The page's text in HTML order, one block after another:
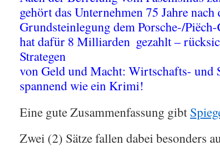
gehört das Unternehmen 75 Jahre nach
Grundsteinlegung dem Porsche-/
hat dafür 8 Milliarden  gezahlt –
Strategen
von Geld und Macht: Wirtschafts- und
spannend wie ein Krimi!
Eine gute Zusammenfassung gibt
Zwei (2) Sätze fallen dabei besonders